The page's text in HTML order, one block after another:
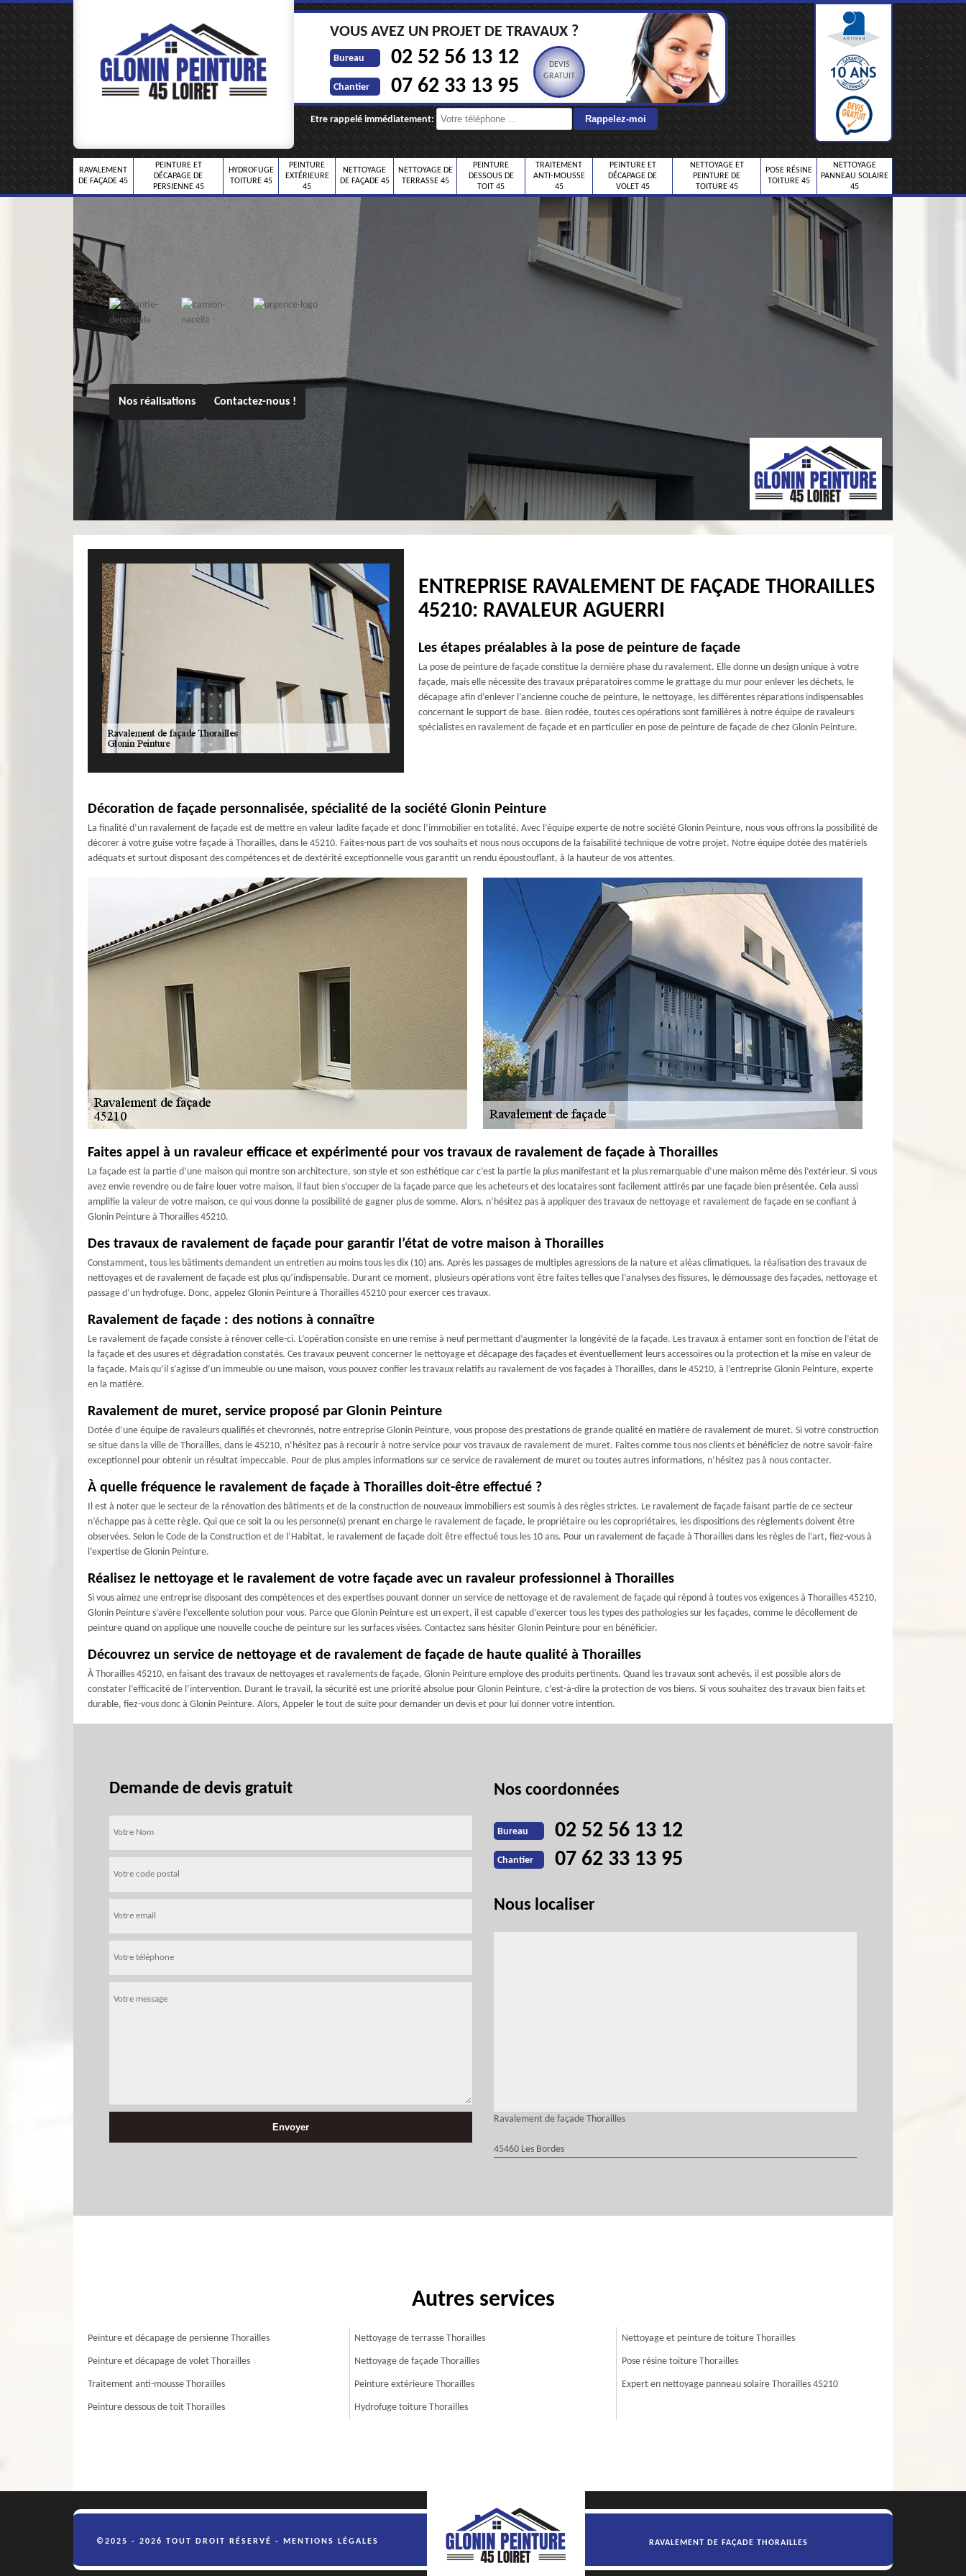
VOUS AVEZ UN PROJET DE TRAVAUX ?
Bureau 02 52 56 13 12
Chantier 07 62 33 13 95
DEVIS
GRATUIT
Etre rappelé immédiatement:
RAVALEMENT
DE FAÇADE 45
PEINTURE ET
DÉCAPAGE DE
PERSIENNE 45
HYDROFUGE
TOITURE 45
PEINTURE
EXTÉRIEURE
45
NETTOYAGE
DE FAÇADE 45
NETTOYAGE DE
TERRASSE 45
PEINTURE
DESSOUS DE
TOIT 45
TRAITEMENT
ANTI-MOUSSE
45
PEINTURE ET
DÉCAPAGE DE
VOLET 45
NETTOYAGE ET
PEINTURE DE
TOITURE 45
POSE RÉSINE
TOITURE 45
NETTOYAGE
PANNEAU SOLAIRE
45
Nos réalisations Contactez-nous !
ENTREPRISE RAVALEMENT DE FAÇADE THORAILLES
45210: RAVALEUR AGUERRI
Les étapes préalables à la pose de peinture de façade
La pose de peinture de façade constitue la dernière phase du ravalement. Elle donne un design unique à votre
façade, mais elle nécessite des travaux préparatoires comme le grattage du mur pour enlever les déchets, le
décapage afin d’enlever l’ancienne couche de peinture, le nettoyage, les différentes réparations indispensables
concernant le support de base. Bien rodée, toutes ces opérations sont familières à notre équipe de ravaleurs
spécialistes en ravalement de façade et en particulier en pose de peinture de façade de chez Glonin Peinture.
Décoration de façade personnalisée, spécialité de la société Glonin Peinture
La finalité d’un ravalement de façade est de mettre en valeur ladite façade et donc l’immobilier en totalité. Avec l’équipe experte de notre société Glonin Peinture, nous vous offrons la possibilité de
décorer à votre guise votre façade à Thorailles, dans le 45210. Faites-nous part de vos souhaits et nous nous occupons de la faisabilité technique de votre projet. Notre équipe dotée des matériels
adéquats et surtout disposant des compétences et de dextérité exceptionnelle vous garantit un rendu époustouflant, à la hauteur de vos attentes.
Faites appel à un ravaleur efficace et expérimenté pour vos travaux de ravalement de façade à Thorailles
La façade est la partie d’une maison qui montre son architecture, son style et son esthétique car c’est la partie la plus manifestant et la plus remarquable d’une maison même dès l’extérieur. Si vous
avez envie revendre ou de faire louer votre maison, il faut bien s’occuper de la façade parce que les acheteurs et des locataires sont facilement attirés par une façade bien présentée. Cela aussi
amplifie la valeur de votre maison, ce qui vous donne la possibilité de gagner plus de somme. Alors, n’hésitez pas à appliquer des travaux de nettoyage et ravalement de façade en se confiant à
Glonin Peinture à Thorailles 45210.
Des travaux de ravalement de façade pour garantir l’état de votre maison à Thorailles
Constamment, tous les bâtiments demandent un entretien au moins tous les dix (10) ans. Après les passages de multiples agressions de la nature et aléas climatiques, la réalisation des travaux de
nettoyages et de ravalement de façade est plus qu’indispensable. Durant ce moment, plusieurs opérations vont être faites telles que l’analyses des fissures, le démoussage des façades, nettoyage et
passage d’un hydrofuge. Donc, appelez Glonin Peinture à Thorailles 45210 pour exercer ces travaux.
Ravalement de façade : des notions à connaître
Le ravalement de façade consiste à rénover celle-ci. L’opération consiste en une remise à neuf permettant d’augmenter la longévité de la façade. Les travaux à entamer sont en fonction de l’état de
la façade et des usures et dégradation constatés. Ces travaux peuvent concerner le nettoyage et décapage des façades et éventuellement leurs accessoires ou la protection et la mise en valeur de
la façade. Mais qu’il s’agisse d’un immeuble ou une maison, vous pouvez confier les travaux relatifs au ravalement de vos façades à Thorailles, dans le 45210, à l’entreprise Glonin Peinture, experte
en la matière.
Ravalement de muret, service proposé par Glonin Peinture
Dotée d’une équipe de ravaleurs qualifiés et chevronnés, notre entreprise Glonin Peinture, vous propose des prestations de grande qualité en matière de ravalement de muret. Si votre construction
se situe dans la ville de Thorailles, dans le 45210, n’hésitez pas à recourir à notre service pour vos travaux de ravalement de muret. Faites comme tous nos clients et bénéficiez de notre savoir-faire
exceptionnel pour obtenir un résultat impeccable. Pour de plus amples informations sur ce service de ravalement de muret ou toutes autres informations, n’hésitez pas à nous contacter.
À quelle fréquence le ravalement de façade à Thorailles doit-être effectué ?
Il est à noter que le secteur de la rénovation des bâtiments et de la construction de nouveaux immobiliers est soumis à des règles strictes. Le ravalement de façade faisant partie de ce secteur
n’échappe pas à cette règle. Qui que ce soit la ou les personne(s) prenant en charge le ravalement de façade, le propriétaire ou les copropriétaires, les dispositions des règlements doivent être
observées. Selon le Code de la Construction et de l’Habitat, le ravalement de façade doit être effectué tous les 10 ans. Pour un ravalement de façade à Thorailles dans les règles de l’art, fiez-vous à
l’expertise de Glonin Peinture.
Réalisez le nettoyage et le ravalement de votre façade avec un ravaleur professionnel à Thorailles
Si vous aimez une entreprise disposant des compétences et des expertises pouvant donner un service de nettoyage et de ravalement de façade qui répond à toutes vos exigences à Thorailles 45210,
Glonin Peinture s’avère l’excellente solution pour vous. Parce que Glonin Peinture est un expert, il est capable d’exercer tous les types des pathologies sur les façades, comme le décollement de
peinture quand on applique une nouvelle couche de peinture sur les surfaces visées. Contactez sans hésiter Glonin Peinture pour en bénéficier.
Découvrez un service de nettoyage et de ravalement de façade de haute qualité à Thorailles
À Thorailles 45210, en faisant des travaux de nettoyages et ravalements de façade, Glonin Peinture employe des produits pertinents. Quand les travaux sont achevés, il est possible alors de
constater l’efficacité de l’intervention. Durant le travail, la sécurité est une priorité absolue pour Glonin Peinture, c’est-à-dire la protection de vos biens. Si vous souhaitez des travaux bien faits et
durable, fiez-vous donc à Glonin Peinture. Alors, Appeler le tout de suite pour demander un devis et pour lui donner votre intention.
Demande de devis gratuit Nos coordonnées
Bureau 02 52 56 13 12
Chantier 07 62 33 13 95
Nous localiser
Ravalement de façade Thorailles
45460 Les Bordes
Autres services
Peinture et décapage de persienne Thorailles
Peinture et décapage de volet Thorailles
Traitement anti-mousse Thorailles
Peinture dessous de toit Thorailles
Nettoyage de terrasse Thorailles
Nettoyage de façade Thorailles
Peinture extérieure Thorailles
Hydrofuge toiture Thorailles
Nettoyage et peinture de toiture Thorailles
Pose résine toiture Thorailles
Expert en nettoyage panneau solaire Thorailles 45210
©2025 - 2026 TOUT DROIT RÉSERVÉ - MENTIONS LÉGALES RAVALEMENT DE FAÇADE THORAILLES